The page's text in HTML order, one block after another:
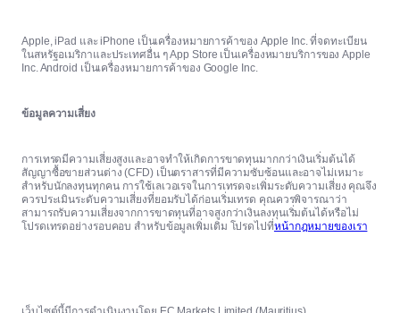
Apple, iPad และ iPhone เป็นเครื่องหมายการค้าของ Apple Inc. ที่จดทะเบียน
ในสหรัฐอเมริกาและประเทศอื่น ๆ App Store เป็นเครื่องหมายบริการของ Apple
Inc. Android เป็นเครื่องหมายการค้าของ Google Inc.
ข้อมูลความเสี่ยง
การเทรดมีความเสี่ยงสูงและอาจทำให้เกิดการขาดทุนมากกว่าเงินเริ่มต้นได้
สัญญาซื้อขายส่วนต่าง (CFD) เป็นตราสารที่มีความซับซ้อนและอาจไม่เหมาะ
สำหรับนักลงทุนทุกคน การใช้เลเวอเรจในการเทรดจะเพิ่มระดับความเสี่ยง คุณจึง
ควรประเมินระดับความเสี่ยงที่ยอมรับได้ก่อนเริ่มเทรด คุณควรพิจารณาว่า
สามารถรับความเสี่ยงจากการขาดทุนที่อาจสูงกว่าเงินลงทุนเริ่มต้นได้หรือไม่
โปรดเทรดอย่างรอบคอบ สำหรับข้อมูลเพิ่มเติม โปรดไปที่หน้ากฎหมายของเรา